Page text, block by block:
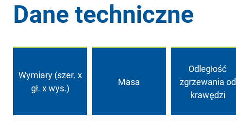
Dane techniczne
Wymiary (szer. x
gł. x wys.)
Masa
Odległość
zgrzewania od
krawędzi